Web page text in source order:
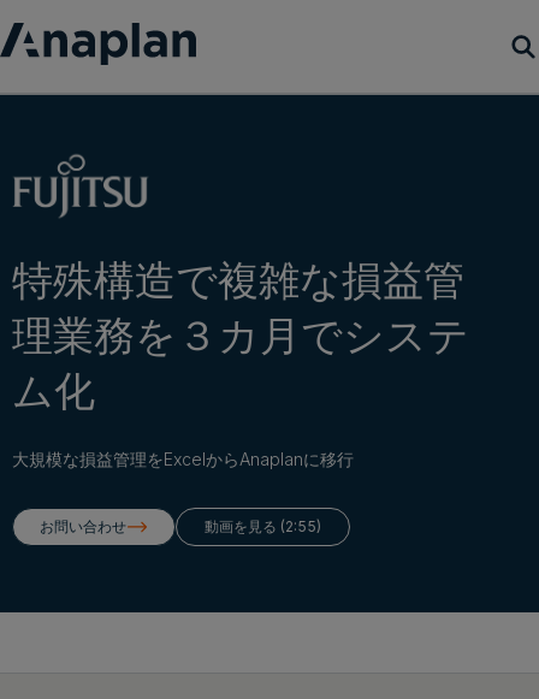
カスタマーサクセス
リソース
会社概要
ログイン
特殊構造で複雑な損益管
理業務を３カ月でシステ
ム化
大規模な損益管理をExcelからAnaplanに移行
お問い合わせ 動画を見る (2:55)